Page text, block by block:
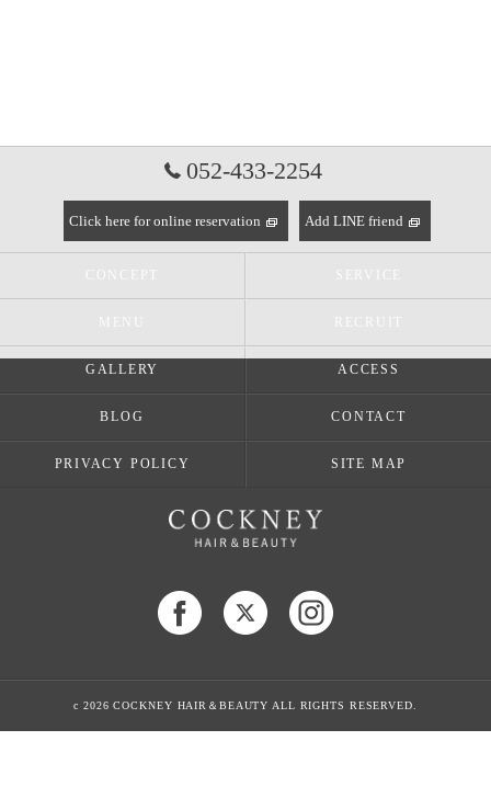
052-433-2254
Click here for online reservation Add LINE friend
CONCEPT SERVICE
MENU RECRUIT
GALLERY ACCESS
BLOG CONTACT
PRIVACY POLICY SITE MAP
c 2026 COCKNEY HAIR＆BEAUTY ALL RIGHTS RESERVED.